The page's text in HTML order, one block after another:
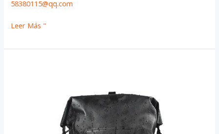
58380115@qq.com
Leer Más "